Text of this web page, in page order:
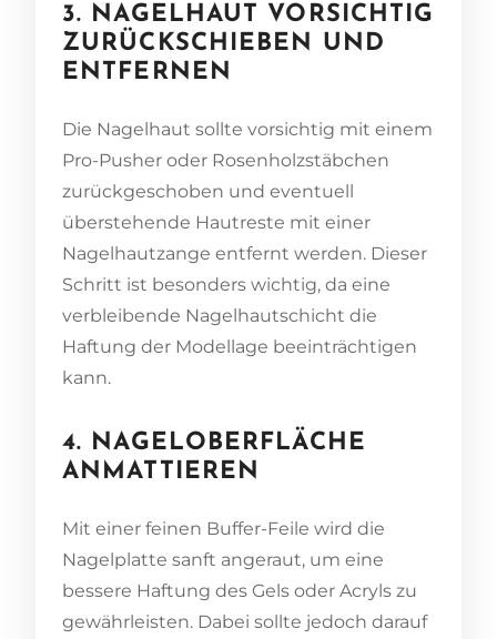
3. NAGELHAUT VORSICHTIG
ZURÜCKSCHIEBEN UND
ENTFERNEN
Die Nagelhaut sollte vorsichtig mit einem
Pro-Pusher oder Rosenholzstäbchen
zurückgeschoben und eventuell
überstehende Hautreste mit einer
Nagelhautzange entfernt werden. Dieser
Schritt ist besonders wichtig, da eine
verbleibende Nagelhautschicht die
Haftung der Modellage beeinträchtigen
kann.
4. NAGELOBERFLÄCHE
ANMATTIEREN
Mit einer feinen Buffer-Feile wird die
Nagelplatte sanft angeraut, um eine
bessere Haftung des Gels oder Acryls zu
gewährleisten. Dabei sollte jedoch darauf